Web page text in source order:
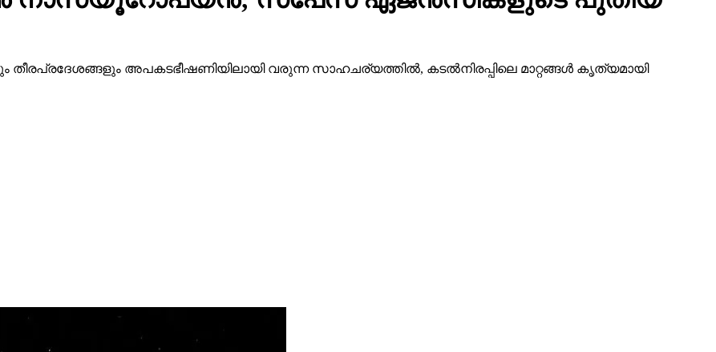
അപകടഭീഷണിയിലായി വരുന്ന സാഹചര്യത്തില്‍, കടല്‍നിരപ്പിലെ മാറ്റങ്ങള്‍ കൃത്യമായി